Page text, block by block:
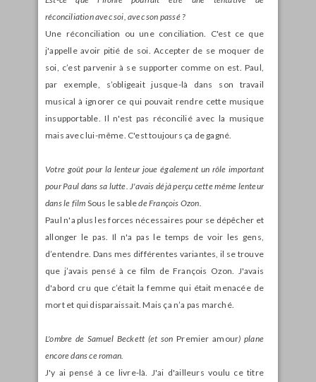
réconciliation avec soi, avec son passé ?
Une réconciliation ou une conciliation. C'est ce que
j'appelle avoir pitié de soi. Accepter de se moquer de
soi, c’est parvenir à se supporter comme on est. Paul,
par exemple, s’obligeait jusque-là dans son travail
musical à ignorer ce qui pouvait rendre cette musique
insupportable. Il n'est pas réconcilié avec la musique
mais avec lui-même. C'est toujours ça de gagné.
Votre goût pour la lenteur joue également un rôle important
pour Paul dans sa lutte. J'avais déjàperçu cette même lenteur
dans le film Sous le sablede François Ozon.
Paul n'a plus les forces nécessaires pour se dépêcher et
allonger le pas. Il n'a pas le temps de voir les gens,
d’entendre. Dans mes différentes variantes, il se trouve
que j’avais pensé à ce film de François Ozon. J'avais
d'abord cru que c’était la femme qui était menacée de
mort et qui disparaissait. Mais ça n’a pas marché.
L'ombre de Samuel Beckett (et sonPremier amour) plane
encore dans ce roman.
J'y ai pensé à ce livre-là. J'ai d'ailleurs voulu ce titre